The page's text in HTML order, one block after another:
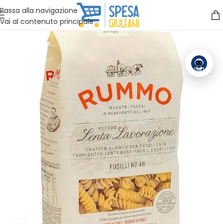
Passa alla navigazione
Vai al contenuto principale
Vuoi assistenza?Clicca qui e ti richiamiamo noi